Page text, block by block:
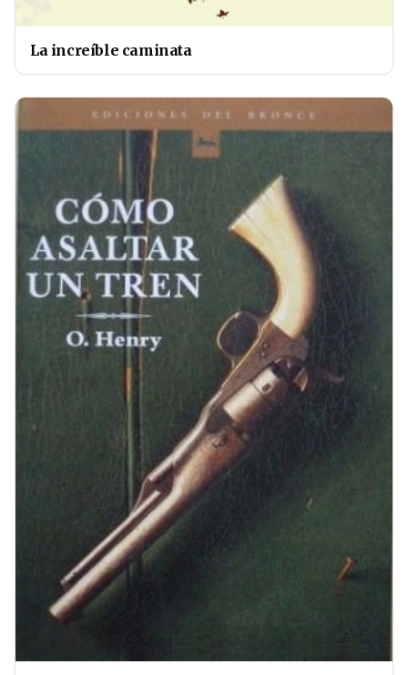
La increíble caminata